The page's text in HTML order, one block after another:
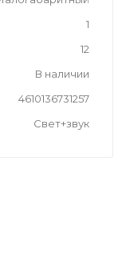
1
12
В наличии
4610136731257
Свет+звук